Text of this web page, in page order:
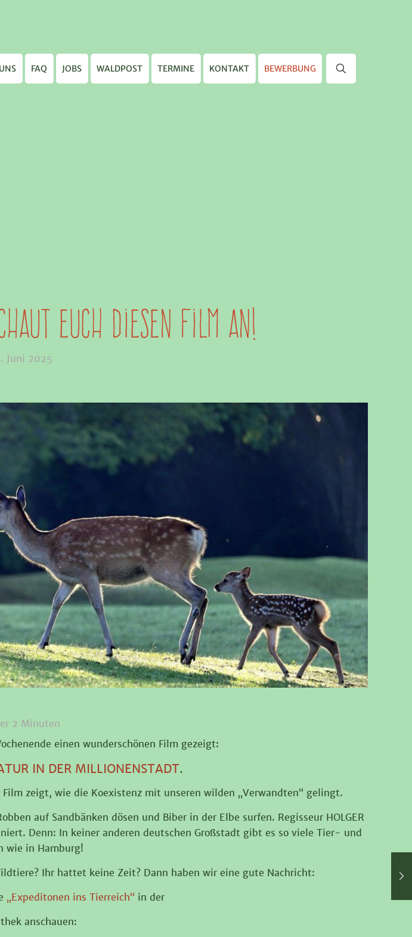
FAQ JOBS WALDPOST TERMINE KONTAKT BEWERBUNG
euch diesen Film an!
Juni 2025
2 Minuten
einen wunderschönen Film gezeigt:
IN DER MILLIONENSTADT.
zeigt, wie die Koexistenz mit unseren wilden „Verwandten“ gelingt.
auf Sandbänken dösen und Biber in der Elbe surfen. Regisseur HOLGER
Denn: In keiner anderen deutschen Großstadt gibt es so viele Tier- und
wie in Hamburg!
Ihr hattet keine Zeit? Dann haben wir eine gute Nachricht:
„Expeditonen ins Tierreich“in der
anschauen: